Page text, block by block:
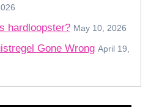
hardloopster? May 10, 2026
Gone Wrong April 19,